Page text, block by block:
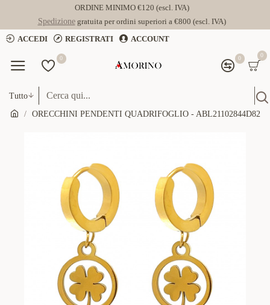
ORDINE MINIMO €120 (escl. IVA)
Spedizionegratuita per ordini superiori a €800 (escl. IVA)
ACCEDI
REGISTRATI ACCOUNT
0 0 0
Tutto
ORECCHINI PENDENTI QUADRIFOGLIO - ABL21102844D82